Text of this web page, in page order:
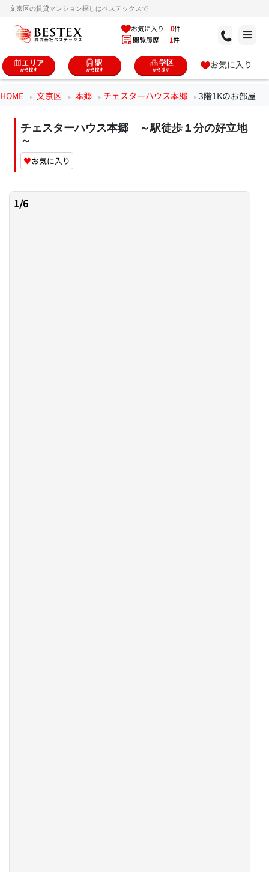
文京区の賃貸マンション探しはベステックスで
お気に入り 0件
閲覧履歴 1件
お気に入り
HOME 文京区 本郷 チェスターハウス本郷 3階1Kのお部屋
チェスターハウス本郷 ～駅徒歩１分の好立地
～
♥お気に入り
1/6